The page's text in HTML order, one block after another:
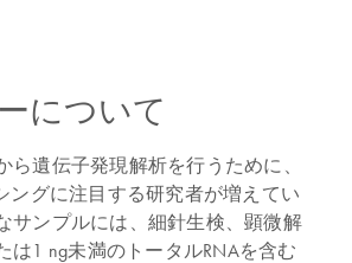
について
ら遺伝子発現解析を行うために、
ングに注目する研究者が増えてい
サンプルには、細針生検、顕微解
は1 ng未満のトータルRNAを含む